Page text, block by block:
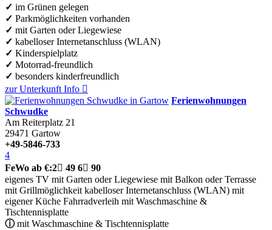
✓ im Grünen gelegen
✓ Parkmöglichkeiten vorhanden
✓ mit Garten oder Liegewiese
✓ kabelloser Internetanschluss (WLAN)
✓ Kinderspielplatz
✓ Motorrad-freundlich
✓ besonders kinderfreundlich
zur Unterkunft Info 
Ferienwohnungen
Schwudke
Am Reiterplatz 21
29471 Gartow
+49-5846-733
4
FeWo ab €:2 49 6 90
eigenes TV mit Garten oder Liegewiese mit Balkon oder Terrasse
mit Grillmöglichkeit kabelloser Internetanschluss (WLAN) mit
eigener Küche Fahrradverleih mit Waschmaschine &
Tischtennisplatte
ⓘmit Waschmaschine & Tischtennisplatte